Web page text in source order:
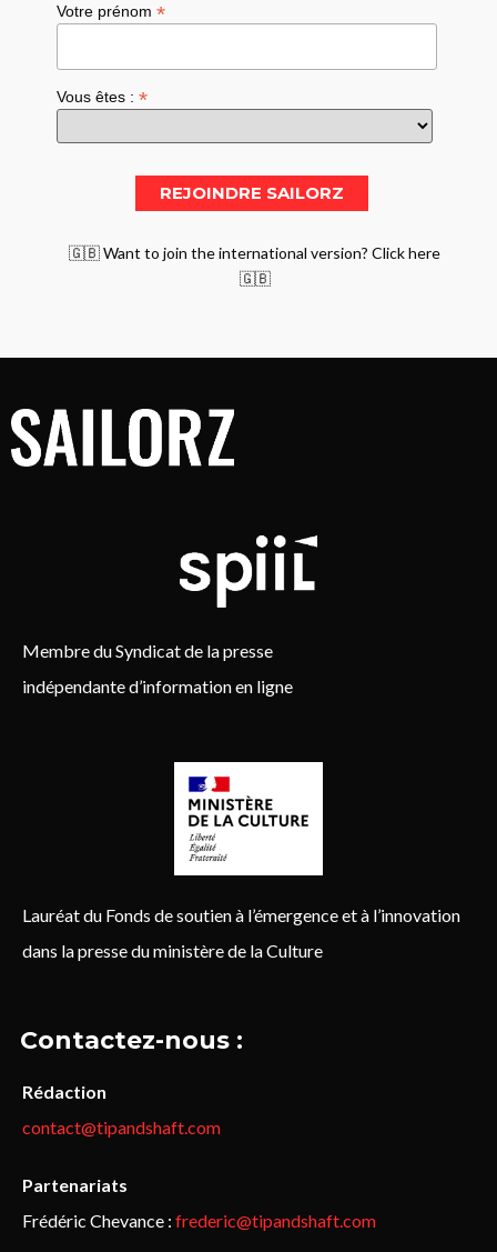
Votre prénom*
Vous êtes :*
🇬🇧 Want to join the international version? Click here
🇬🇧
Membre du Syndicat de la presse
indépendante d’information en ligne
Lauréat du Fonds de soutien à l’émergence et à l’innovation
dans la presse du ministère de la Culture
Contactez-nous :
Rédaction
contact@tipandshaft.com
Partenariats
Frédéric Chevance : frederic@tipandshaft.com